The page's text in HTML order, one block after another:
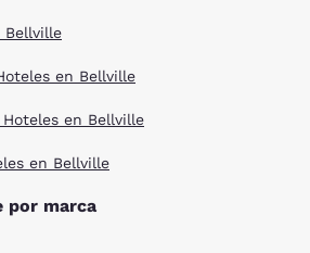
Bellville
en Bellville
en Bellville
en Bellville
por marca